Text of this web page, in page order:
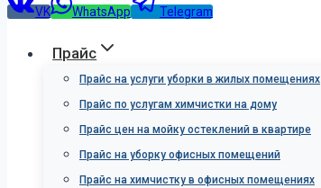
VK WhatsApp Telegram
Прайс
Прайс на услуги уборки в жилых помещениях
Прайс по услугам химчистки на дому
Прайс цен на мойку остеклений в квартире
Прайс на уборку офисных помещений
Прайс на химчистку в офисных помещениях